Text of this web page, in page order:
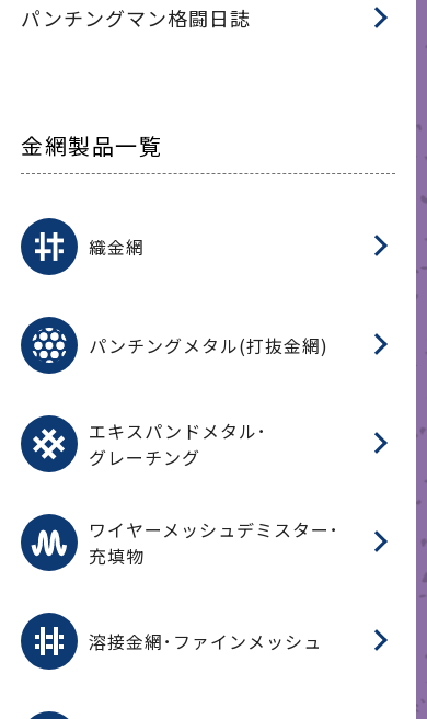
パンチングマン格闘日誌
金網製品一覧
織金網
パンチングメタル(打抜金網)
エキスパンドメタル･
グレーチング
ワイヤーメッシュデミスター･
充填物
溶接金網･ファインメッシュ